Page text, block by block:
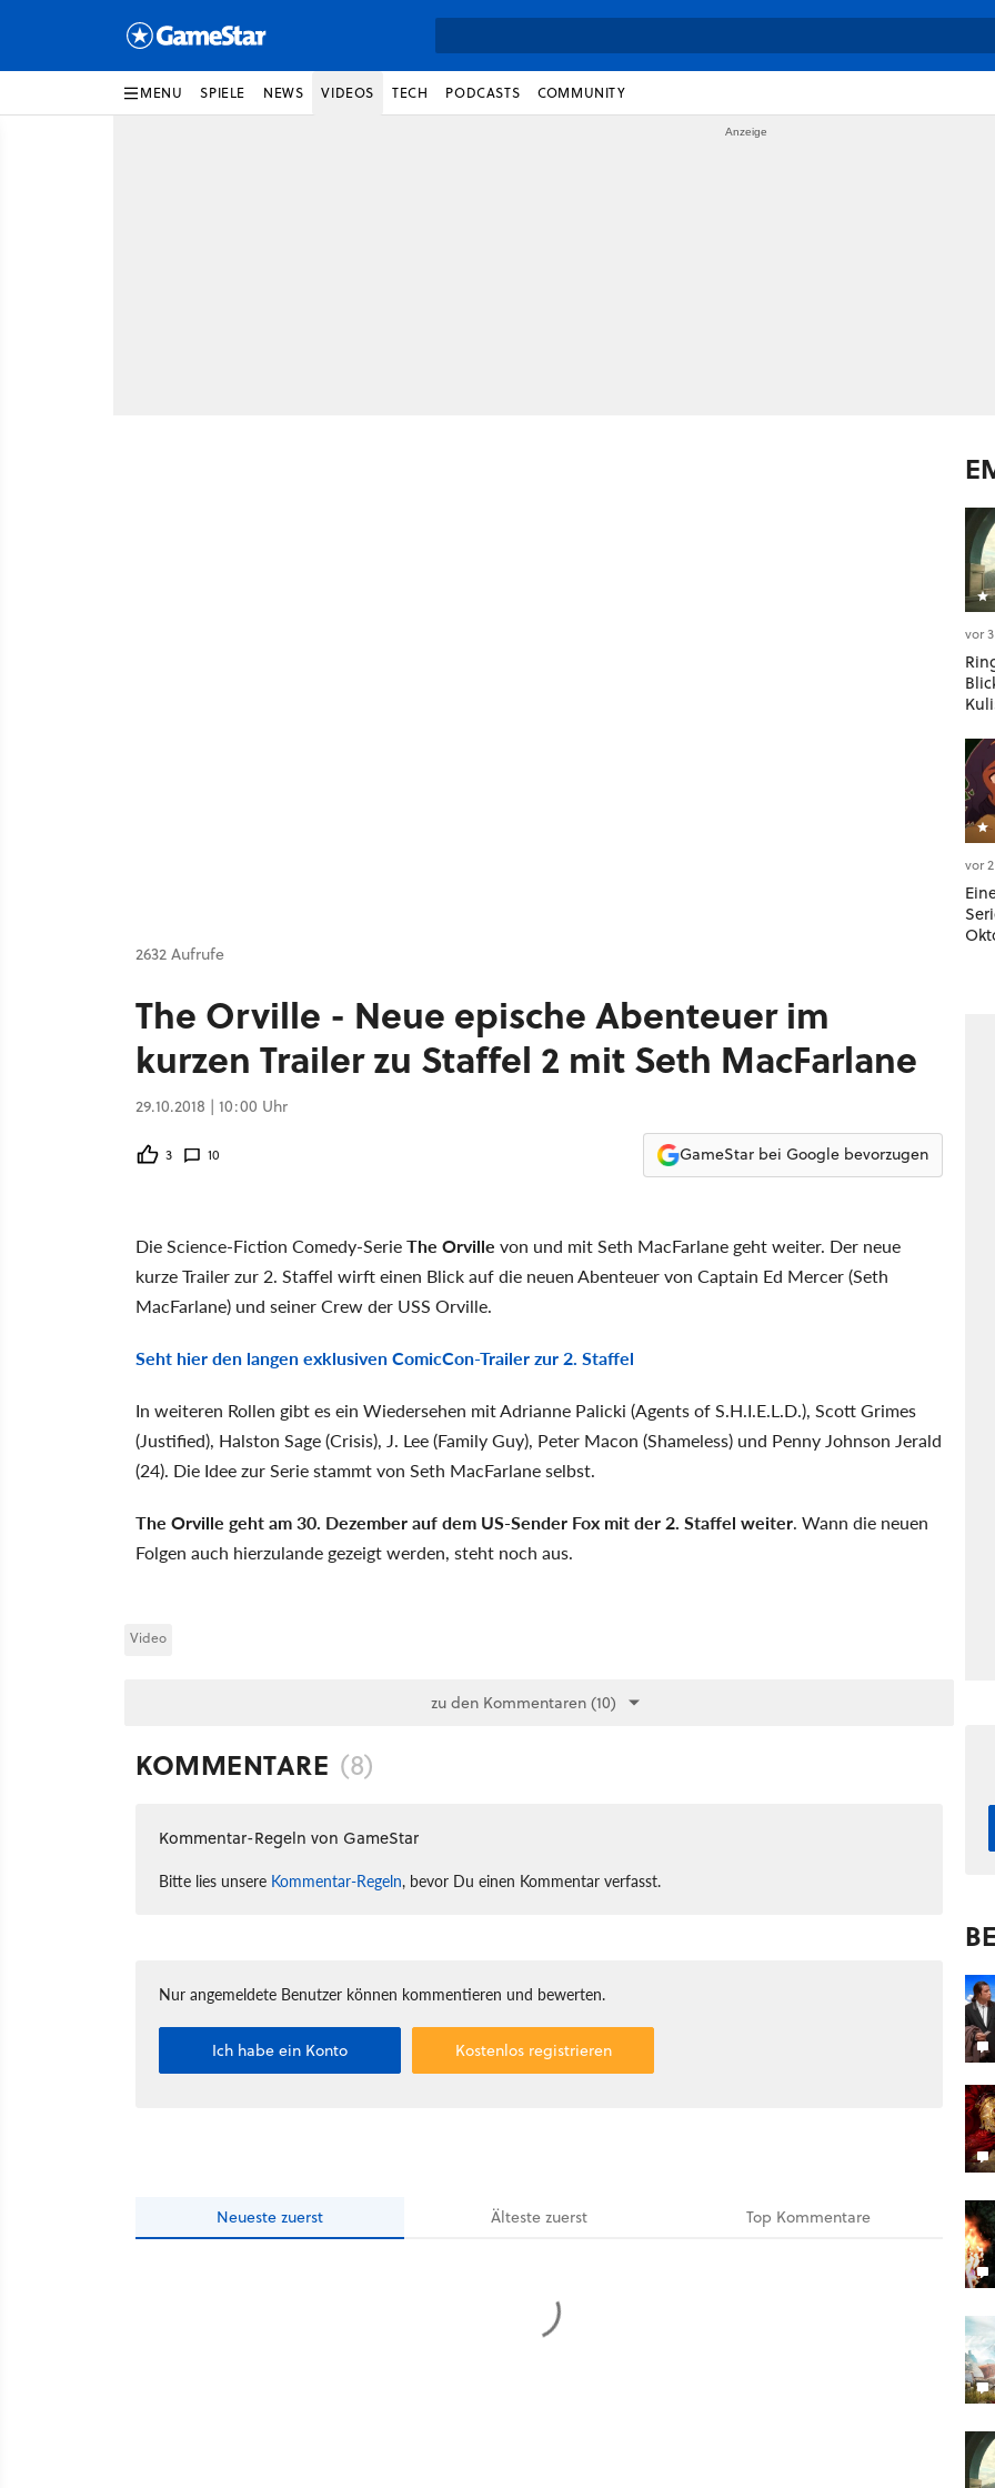
MENU SPIELE NEWS VIDEOS TECH PODCASTS COMMUNITY
2632 Aufrufe
The Orville - Neue epische Abenteuer im
kurzen Trailer zu Staffel 2 mit Seth MacFarlane
29.10.2018 | 10:00 Uhr
3 10 GameStar bei Google bevorzugen
Die Science-Fiction Comedy-SerieThe Orville von und mit Seth MacFarlane geht weiter. Der neue
kurze Trailer zur 2. Staffel wirft einen Blick auf die neuen Abenteuer von Captain Ed Mercer (Seth
MacFarlane) und seiner Crew der USS Orville.
Seht hier den langen exklusiven ComicCon-Trailer zur 2. Staffel
In weiteren Rollen gibt es ein Wiedersehen mit Adrianne Palicki (Agents of S.H.I.E.L.D.), Scott Grimes
(Justified), Halston Sage (Crisis), J. Lee (Family Guy), Peter Macon (Shameless) und Penny Johnson Jerald
(24). Die Idee zur Serie stammt von Seth MacFarlane selbst.
The Orville geht am 30. Dezember auf dem US-Sender Fox mit der 2. Staffel weiter. Wann die neuen
Folgen auch hierzulande gezeigt werden, steht noch aus.
Video
zu den Kommentaren (10)
KOMMENTARE (8)
Kommentar-Regeln von GameStar
Bitte lies unsere Kommentar-Regeln, bevor Du einen Kommentar verfasst.
Nur angemeldete Benutzer können kommentieren und bewerten.
Ich habe ein Konto Kostenlos registrieren
Neueste zuerst Ältestezuerst Top Kommentare
vor
sie
vor